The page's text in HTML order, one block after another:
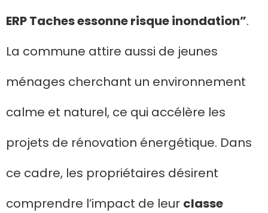
ERP Taches essonne risque inondation”.
La commune attire aussi de jeunes
ménages cherchant un environnement
calme et naturel, ce qui accélère les
projets de rénovation énergétique. Dans
ce cadre, les propriétaires désirent
comprendre l’impact de leur classe